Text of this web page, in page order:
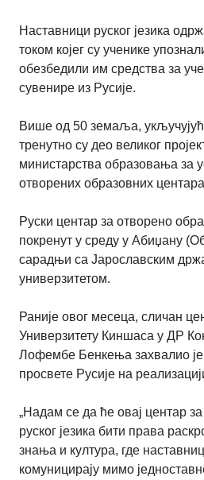
Наставници руског језика
током којег су ученике
обезбедили им средства за
сувенире из Русије.
Више од 50 земаља,
тренутно су део великог
министарства образовања
отворених образовних
Руски центар за отворено
покренут у среду у Абиџану
сарадњи са Јарославским
универзитетом.
Раније овог месеца, сличан
Универзитету Киншаса у ДР
Лофембе Бенкења захвалио
просвете Русије на
„Надам се да ће овај центар
руског језика бити права
знања и култура, где
комуницирају мимо